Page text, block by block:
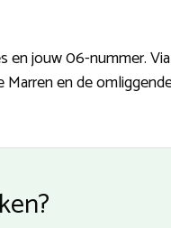
en jouw 06-nummer.
en de